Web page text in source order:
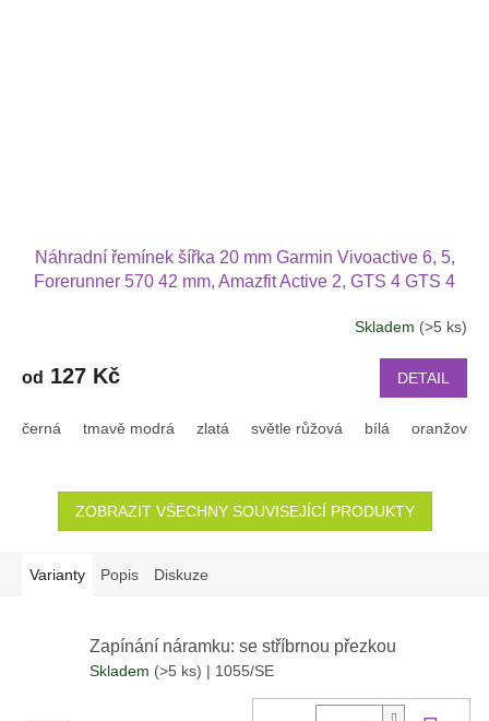
Náhradní řemínek šířka 20 mm Garmin Vivoactive 6, 5,
Forerunner 570 42 mm, Amazfit Active 2, GTS 4 GTS 4
Skladem (>5 ks)
od 127 Kč DETAIL
černá tmavě modrá zlatá světle růžová bílá oranžová
ZOBRAZIT VŠECHNY SOUVISEJÍCÍ PRODUKTY
Varianty Popis Diskuze
Zapínání náramku: se stříbrnou přezkou
Skladem (>5 ks) | 1055/SE